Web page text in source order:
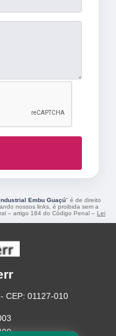
Embu Guaçú" é de direito
nossos links, é proibida sem a
– artigo 184 do Código Penal – Lei
CEP: 01127-010